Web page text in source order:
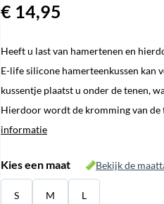
€ 14,95
Heeft u last van hamertenen en
E-life silicone hamerteenkussen
kussentje plaatst u onder de tenen,
Hierdoor wordt de kromming van de
informatie
Kies een maat Bekijk de
S M L